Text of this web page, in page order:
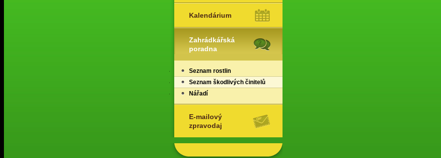
Kalendárium
Zahrádkářská
poradna
Seznam rostlin
Seznam škodlivých činitelů
Nářadí
E-mailový
zpravodaj